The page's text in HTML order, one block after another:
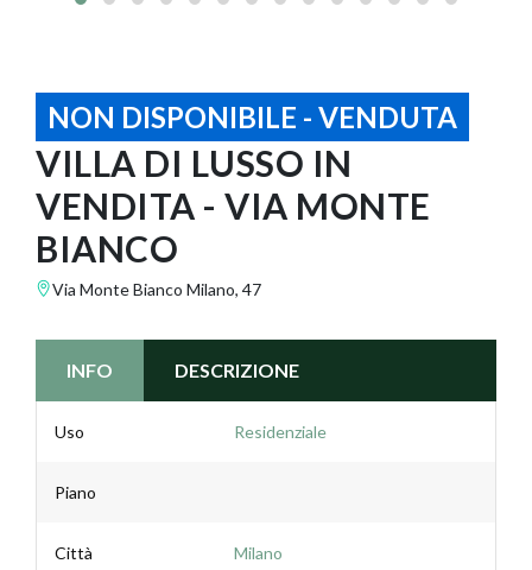
NON DISPONIBILE - VENDUTA
VILLA DI LUSSO IN
VENDITA - VIA MONTE
BIANCO
Via Monte Bianco Milano, 47
INFO DESCRIZIONE
Uso Residenziale
Piano
Città Milano